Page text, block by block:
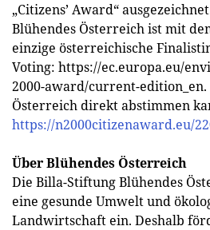
„Citizens’ Award“
Blühendes Österreich ist mit
einzige österreichische
Voting: https://ec.europa.eu/
2000-award/current-edition_en.
Österreich direkt abstimmen
https://n2000citizenaward.eu/
Über Blühendes Österreich
Die Billa-Stiftung Blühendes
eine gesunde Umwelt und
Landwirtschaft ein. Deshalb